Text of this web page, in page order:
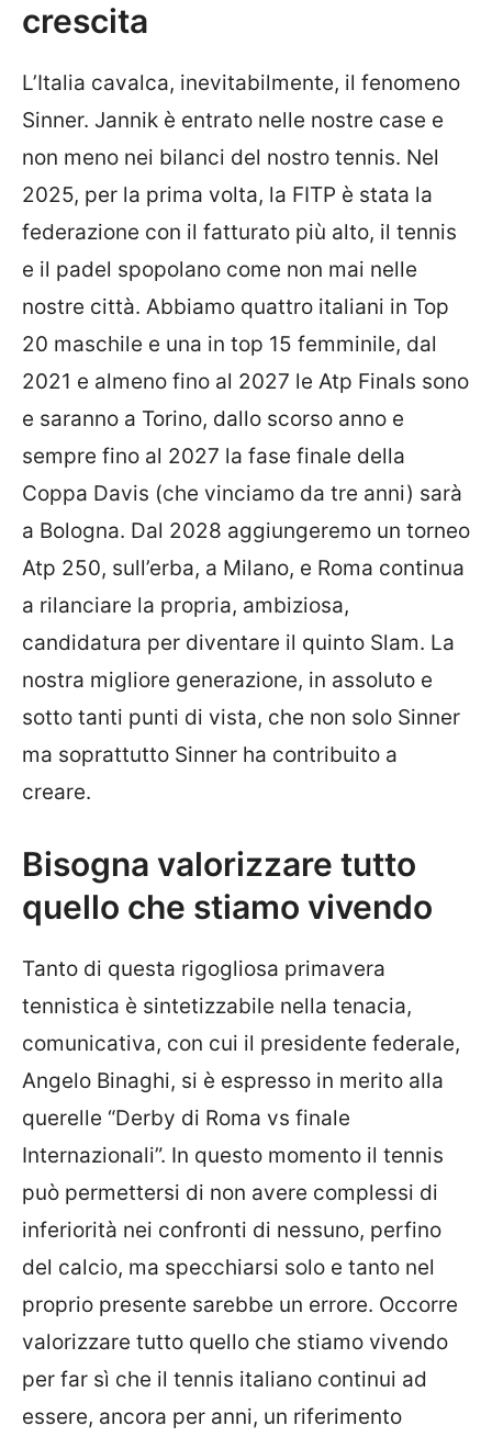
crescita
L’Italia cavalca, inevitabilmente, il fenomeno
Sinner. Jannik è entrato nelle nostre case e
non meno nei bilanci del nostro tennis. Nel
2025, per la prima volta, la FITP è stata la
federazione con il fatturato più alto, il tennis
e il padel spopolano come non mai nelle
nostre città. Abbiamo quattro italiani in Top
20 maschile e una in top 15 femminile, dal
2021 e almeno fino al 2027 le Atp Finals sono
e saranno a Torino, dallo scorso anno e
sempre fino al 2027 la fase finale della
Coppa Davis (che vinciamo da tre anni) sarà
a Bologna. Dal 2028 aggiungeremo un torneo
Atp 250, sull’erba, a Milano, e Roma continua
a rilanciare la propria, ambiziosa,
candidatura per diventare il quinto Slam. La
nostra migliore generazione, in assoluto e
sotto tanti punti di vista, che non solo Sinner
ma soprattutto Sinner ha contribuito a
creare.
Bisogna valorizzare tutto
quello che stiamo vivendo
Tanto di questa rigogliosa primavera
tennistica è sintetizzabile nella tenacia,
comunicativa, con cui il presidente federale,
Angelo Binaghi, si è espresso in merito alla
querelle “Derby di Roma vs finale
Internazionali”. In questo momento il tennis
può permettersi di non avere complessi di
inferiorità nei confronti di nessuno, perfino
del calcio, ma specchiarsi solo e tanto nel
proprio presente sarebbe un errore. Occorre
valorizzare tutto quello che stiamo vivendo
per far sì che il tennis italiano continui ad
essere, ancora per anni, un riferimento